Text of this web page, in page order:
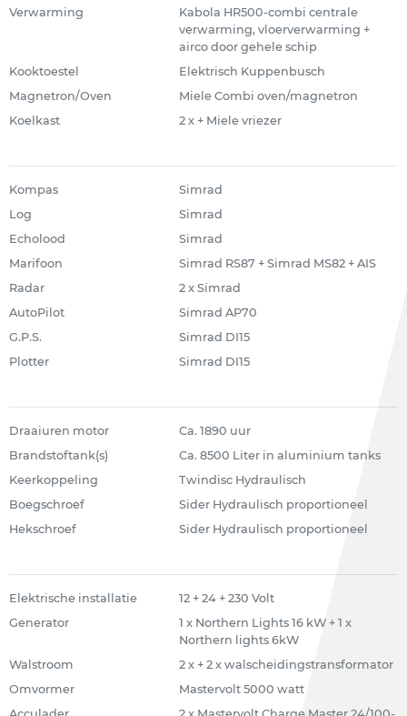
Verwarming
Kabola HR500-combi centrale
verwarming, vloerverwarming +
airco door gehele schip
Kooktoestel
Elektrisch Kuppenbusch
Magnetron/Oven
Miele Combi oven/magnetron
Koelkast
2 x + Miele vriezer
Kompas
Simrad
Log
Simrad
Echolood
Simrad
Marifoon
Simrad RS87 + Simrad MS82 + AIS
Radar
2 x Simrad
AutoPilot
Simrad AP70
G.P.S.
Simrad DI15
Plotter
Simrad DI15
Draaiuren motor
Ca. 1890 uur
Brandstoftank(s)
Ca. 8500 Liter in aluminium tanks
Keerkoppeling
Twindisc Hydraulisch
Boegschroef
Sider Hydraulisch proportioneel
Hekschroef
Sider Hydraulisch proportioneel
Elektrische installatie
12 + 24 + 230 Volt
Generator
1 x Northern Lights 16 kW + 1 x
Northern lights 6kW
Walstroom
2 x + 2 x walscheidingstransformator
Omvormer
Mastervolt 5000 watt